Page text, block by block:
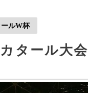
ールW杯
タール大